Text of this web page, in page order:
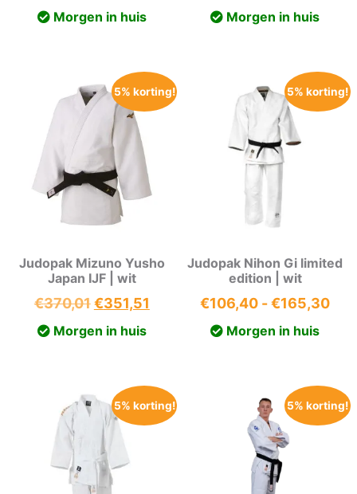
prijs
Morgen in huis
prijs
Morgen in huis
5% korting!
Judopak Mizuno Yusho
Japan IJF | wit
€370,01Oorspronkelijke
prijs
€351,51 Huidige
Morgen in huis
5% korting!
Judopak Nihon Gi limited
edition | wit
€106,40 -€165,30
Morgen in huis
5% korting! 5% korting!